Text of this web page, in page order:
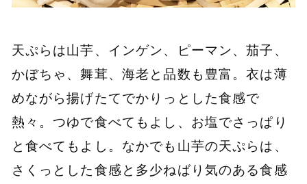
天ぷらは山芋、インゲン、ピーマン、茄子、
かぼちゃ、舞茸、海老と品数も豊富。衣は薄
めながら揚げたてでかりっとした食感で
熱々。つゆで食べてもよし、お塩でさっぱり
と食べてもよし。なかでも山芋の天ぷらは、
さくっとした食感と多少ねばり気のある食感